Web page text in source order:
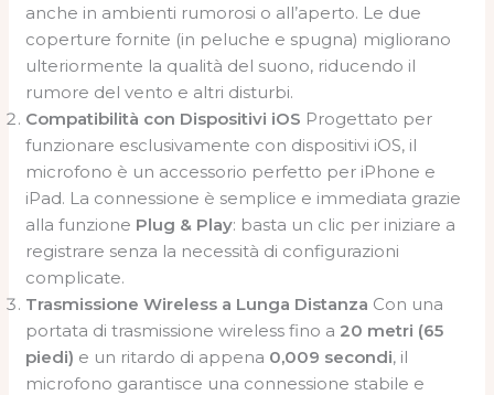
anche in ambienti rumorosi o all’aperto. Le due
coperture fornite (in peluche e spugna) migliorano
ulteriormente la qualità del suono, riducendo il
rumore del vento e altri disturbi.
Compatibilità con Dispositivi iOS Progettato per
funzionare esclusivamente con dispositivi iOS, il
microfono è un accessorio perfetto per iPhone e
iPad. La connessione è semplice e immediata grazie
alla funzione Plug & Play: basta un clic per iniziare a
registrare senza la necessità di configurazioni
complicate.
Trasmissione Wireless a Lunga Distanza Con una
portata di trasmissione wireless fino a 20 metri (65
piedi) e un ritardo di appena 0,009 secondi, il
microfono garantisce una connessione stabile e